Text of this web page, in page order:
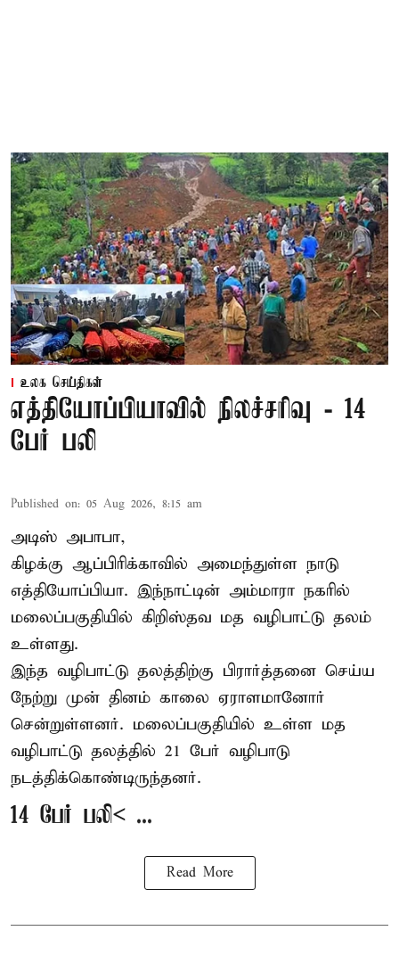
உலக செய்திகள்
எத்தியோப்பியாவில் நிலச்சரிவு - 14
பேர் பலி
Published on: 05 Aug 2026, 8:15 am
அடிஸ் அபாபா,
கிழக்கு ஆப்பிரிக்காவில் அமைந்துள்ள நாடு
எத்தியோப்பியா. இந்நாட்டின் அம்மாரா நகரில்
மலைப்பகுதியில் கிறிஸ்தவ மத வழிபாட்டு தலம்
உள்ளது.
இந்த வழிபாட்டு தலத்திற்கு பிரார்த்தனை செய்ய
நேற்று முன் தினம் காலை ஏராளமானோர்
சென்றுள்ளனர். மலைப்பகுதியில் உள்ள மத
வழிபாட்டு தலத்தில் 21 பேர் வழிபாடு
நடத்திக்கொண்டிருந்தனர்.
14 பேர் பலி< ...
Read More